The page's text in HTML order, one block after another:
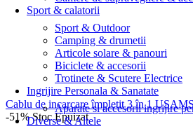
Sport & calatorii
Sport & Outdoor
Camping & drumetii
Articole solare & panouri
Biciclete & accesorii
Trotinete & Scutere Electrice
Ingrijire Personala & Sanatate
Aparate si accesorii ingrijire
Diverse & Altele
Cablu de incarcare împletit 3 în 1
-51% Stoc Epuizat